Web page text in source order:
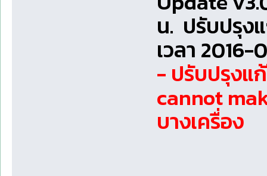
น. ปรับปรุง
เวลา 2016-
- ปรับปรุงแ
cannot
บางเครื่อง